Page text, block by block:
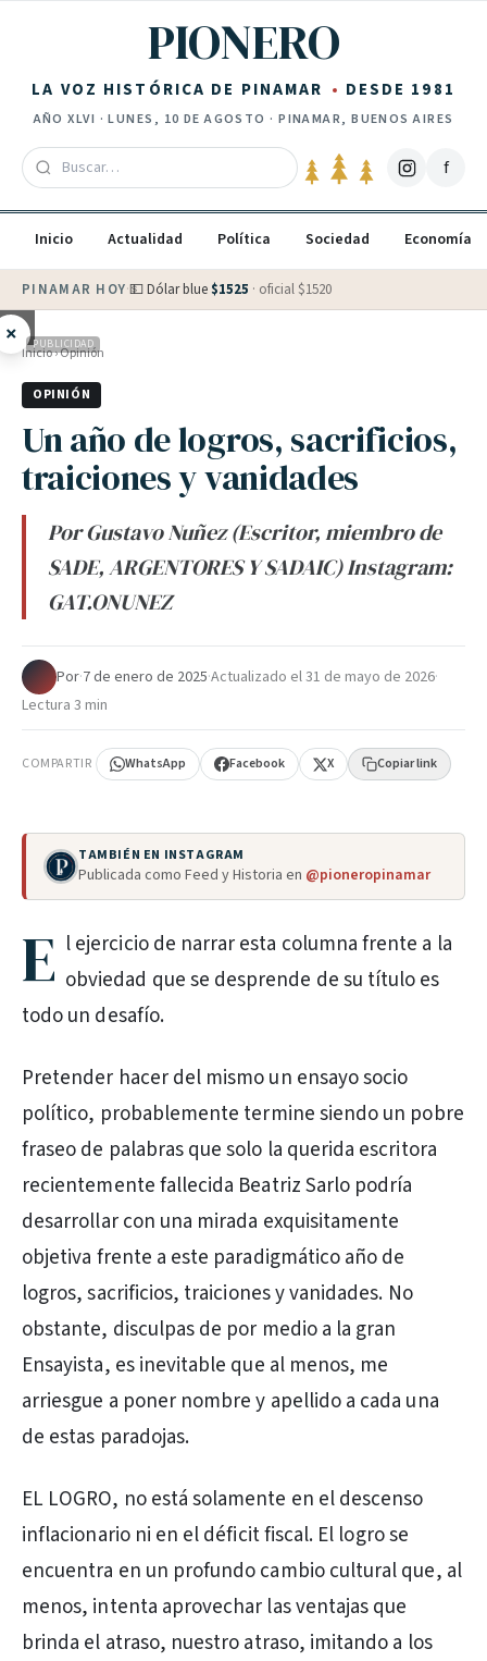
PIONERO
LA VOZ HISTÓRICA DE PINAMAR DESDE 1981
AÑOXLVI ·LUNES, 10 DE AGOSTO · PINAMAR, BUENOS AIRES
f
Inicio Actualidad Política Sociedad Economía
PINAMAR HOY·💵 Dólar blue $1525 · oficial $1520
× PUBLICIDAD
Inicio›Opinión
OPINIÓN
Un año de logros, sacrificios,
traiciones y vanidades
Por Gustavo Nuñez (Escritor, miembro de
SADE, ARGENTORES Y SADAIC) Instagram:
GAT.ONUNEZ
Por·7 de enero de 2025·Actualizado el31 de mayo de 2026·
Lectura 3 min
COMPARTIR WhatsApp Facebook X Copiar link
TAMBIÉN EN INSTAGRAM
Publicada como Feed y Historia en @pioneropinamar
E l ejercicio de narrar esta columna frente a la
obviedad que se desprende de su título es
todo un desafío.
Pretender hacer del mismo un ensayo socio
político, probablemente termine siendo un pobre
fraseo de palabras que solo la querida escritora
recientemente fallecida Beatriz Sarlo podría
desarrollar con una mirada exquisitamente
objetiva frente a este paradigmático año de
logros, sacrificios, traiciones y vanidades. No
obstante, disculpas de por medio a la gran
Ensayista, es inevitable que al menos, me
arriesgue a poner nombre y apellido a cada una
de estas paradojas.
EL LOGRO, no está solamente en el descenso
inflacionario ni en el déficit fiscal. El logro se
encuentra en un profundo cambio cultural que, al
menos, intenta aprovechar las ventajas que
brinda el atraso, nuestro atraso, imitando a los